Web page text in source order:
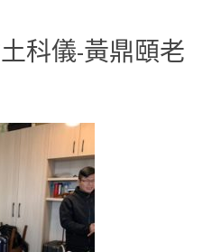
科儀-黃鼎頤老